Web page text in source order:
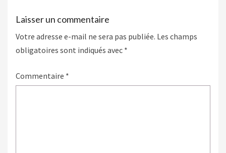
Laisser un commentaire
Votre adresse e-mail ne sera pas publiée. Les champs
obligatoires sont indiqués avec *
Commentaire *